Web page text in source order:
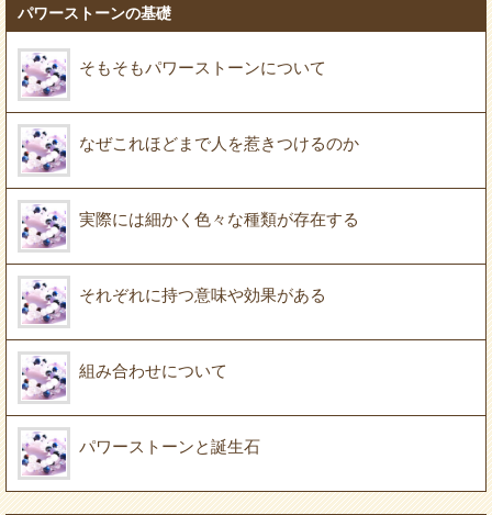
パワーストーンの基礎
そもそもパワーストーンについて
なぜこれほどまで人を惹きつけるのか
実際には細かく色々な種類が存在する
それぞれに持つ意味や効果がある
組み合わせについて
パワーストーンと誕生石